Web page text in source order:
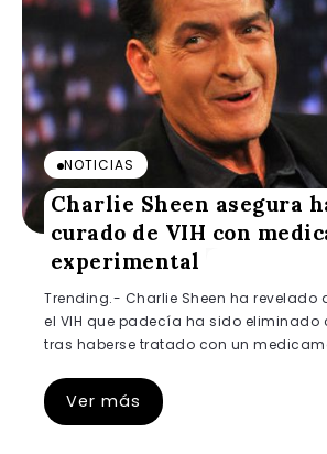
NOTICIAS
Charlie Sheen asegura
curado de VIH con
experimental
Trending.- Charlie Sheen ha revelado
el VIH que padecía ha sido eliminado
tras haberse tratado con un
Ver más